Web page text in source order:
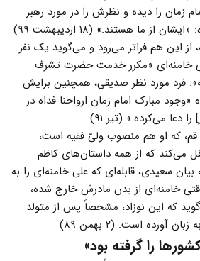
را دیده و نظرش را در مورد رهبر
از ما هستند.» (۱۸ اردیبهشت ۹۹)
این هم فراتر می‌رود و می‌گوید یک نفر
خامنه‌ای «مکرر خدمت حضرت تشرف
فرد مورد نظر صدیقی، همچنین برایش
مبارک امام زمان ‌ارواحنا فداه‌ در
دعا می‌کرده.» (تیر ۹۱)
که او هم منصوب ولیّ فقیه است،
می‌کند که از همه داستان‌های کاظم
سعیدی، قابله‌ای که علی خامنه‌ای را به
خامنه‌ای از بدن مادرش خارج شده،
که این نوزاد، مشخصاً پس از متولد
آورده است. (۲ بهمن ۸۹)
را گرفته بود»